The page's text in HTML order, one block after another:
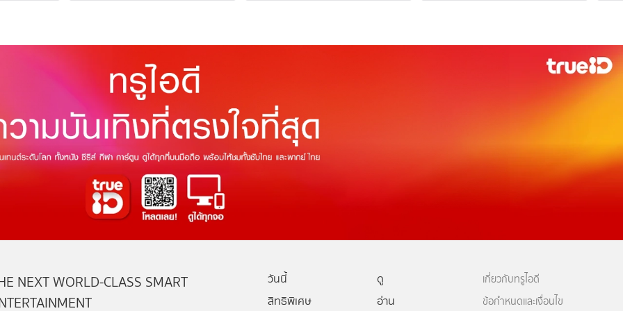
NEXT WORLD-CLASS SMART
วันนี้
ดู
สิทธิพิเศษ
อ่าน
เกี่ยวกับทรูไอดี
ข้อกำหนดและเงื่อนไข